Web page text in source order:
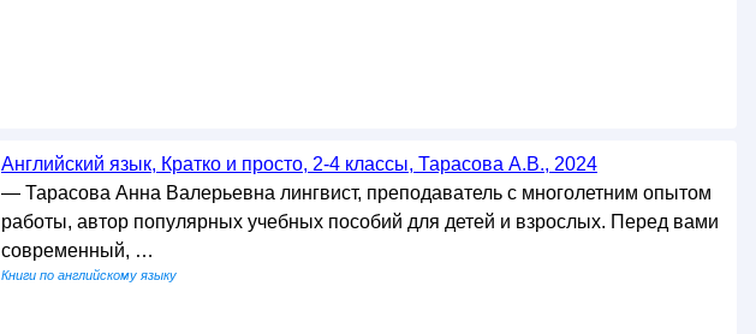
Английский язык, Кратко и просто, 2-4 классы, Тарасова А.В., 2024
— Тарасова Анна Валерьевна лингвист, преподаватель с многолетним опытом
работы, автор популярных учебных пособий для детей и взрослых. Перед вами
современный, …
Книги по английскому языку